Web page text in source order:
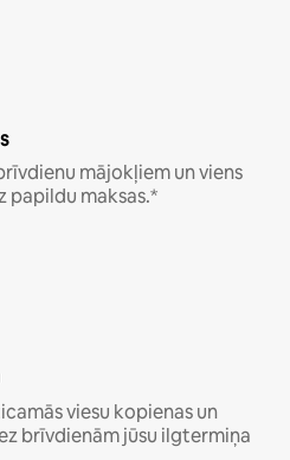
mājokļiem un viens
papildu maksas.*
viesu kopienas un
brīvdienām jūsu ilgtermiņa